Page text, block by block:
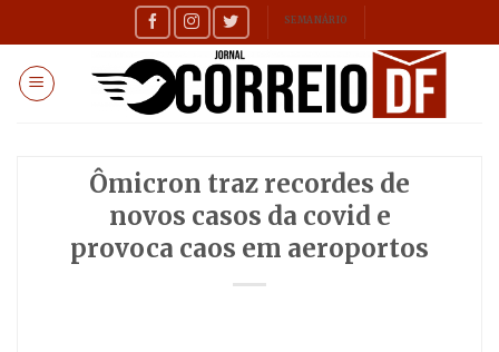
to
content
SEMANÁRIO
Ômicron traz recordes de
novos casos da covid e
provoca caos em aeroportos